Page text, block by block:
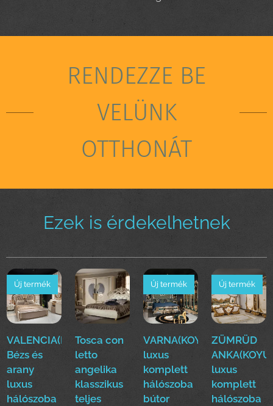
RENDEZZE BE
VELÜNK
OTTHONÁT
Ezek is érdekelhetnek
VALENCIA(Dase)
Bézs és
arany
luxus
hálószoba
Új termék
Tosca con
letto
angelika
klasszikus
teljes
VARNA(KOYUN)Klasszikus
luxus
komplett
hálószoba
bútor
Új termék
ZÜMRÜD
luxus
komplett
hálószoba
Új termék